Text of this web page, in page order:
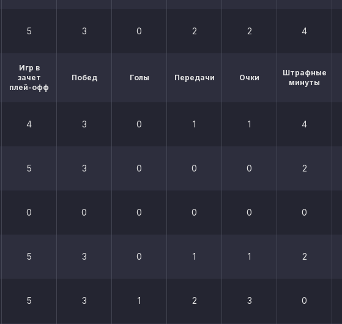
5 3 0 2 2 4
Игр в
зачет
плей-офф
Побед Голы Передачи Очки
Штрафные
минуты
4 3 0 1 1 4
5 3 0 0 0 2
0 0 0 0 0 0
5 3 0 1 1 2
5 3 1 2 3 0